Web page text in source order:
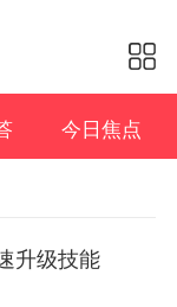
今日焦点
升级技能